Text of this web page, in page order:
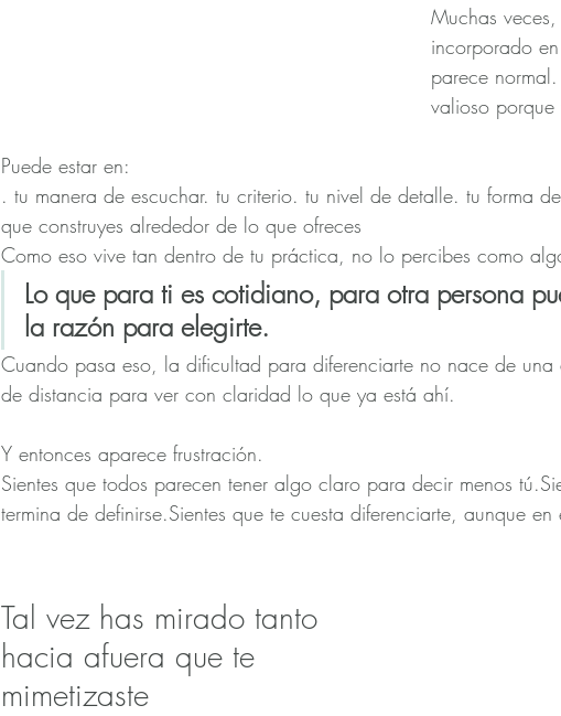
Muchas
incorporado
parece
valioso porque
Puede estar en:
. tu manera de escuchar. tu criterio. tu nivel de detalle. tu forma
que construyes alrededor de lo que ofreces
Como eso vive tan dentro de tu práctica, no lo percibes como
Lo que para ti es cotidiano, para otra persona
la razón para elegirte.
Cuando pasa eso, la dificultad para diferenciarte no nace de
de distancia para ver con claridad lo que ya está ahí.
Y entonces aparece frustración.
Sientes que todos parecen tener algo claro para decir menos
termina de definirse.Sientes que te cuesta diferenciarte, aunque
Tal vez has mirado tanto
hacia afuera que te
mimetizaste